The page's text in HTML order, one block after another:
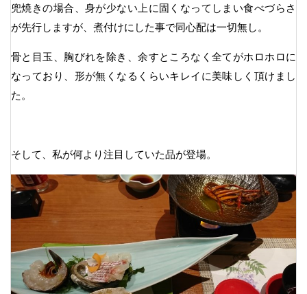
兜焼きの場合、身が少ない上に固くなってしまい食べづらさ
が先行しますが、煮付けにした事で同心配は一切無し。
骨と目玉、胸びれを除き、余すところなく全てがホロホロに
なっており、形が無くなるくらいキレイに美味しく頂けまし
た。
そして、私が何より注目していた品が登場。